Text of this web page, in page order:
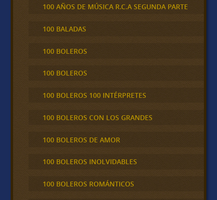
100 AÑOS DE MÚSICA R.C.A SEGUNDA PARTE
100 BALADAS
100 BOLEROS
100 BOLEROS
100 BOLEROS 100 INTÉRPRETES
100 BOLEROS CON LOS GRANDES
100 BOLEROS DE AMOR
100 BOLEROS INOLVIDABLES
100 BOLEROS ROMÁNTICOS